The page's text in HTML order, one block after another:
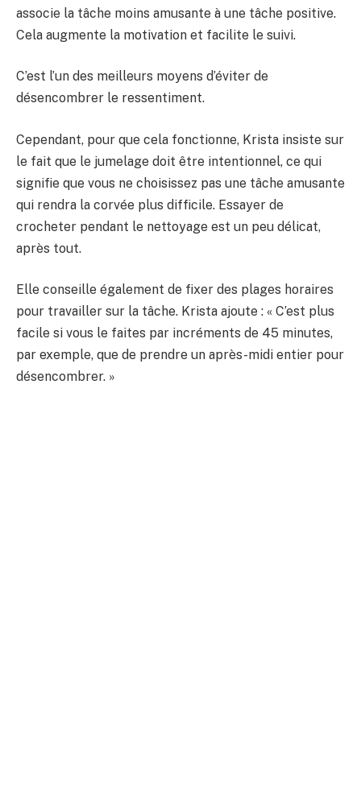
associe la tâche moins amusante à une tâche positive.
Cela augmente la motivation et facilite le suivi.
C’est l’un des meilleurs moyens d’éviter de
désencombrer le ressentiment.
Cependant, pour que cela fonctionne, Krista insiste sur
le fait que le jumelage doit être intentionnel, ce qui
signifie que vous ne choisissez pas une tâche amusante
qui rendra la corvée plus difficile. Essayer de
crocheter pendant le nettoyage est un peu délicat,
après tout.
Elle conseille également de fixer des plages horaires
pour travailler sur la tâche. Krista ajoute : « C’est plus
facile si vous le faites par incréments de 45 minutes,
par exemple, que de prendre un après-midi entier pour
désencombrer. »